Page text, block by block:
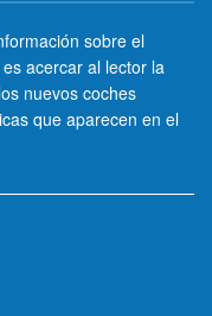
sobre el
acercar al lector la
nuevos coches
que aparecen en el